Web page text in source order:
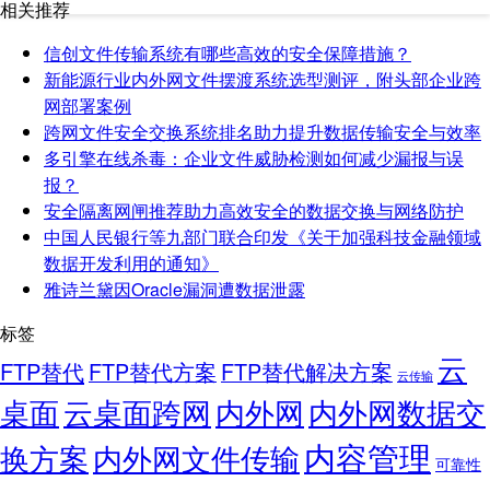
相关推荐
信创文件传输系统有哪些高效的安全保障措施？
新能源行业内外网文件摆渡系统选型测评，附头部企业跨
网部署案例
跨网文件安全交换系统排名助力提升数据传输安全与效率
多引擎在线杀毒：企业文件威胁检测如何减少漏报与误
报？
安全隔离网闸推荐助力高效安全的数据交换与网络防护
中国人民银行等九部门联合印发《关于加强科技金融领域
数据开发利用的通知》
雅诗兰黛因Oracle漏洞遭数据泄露
标签
FTP替代FTP替代方案 FTP替代解决方案 云传输 云
桌面云桌面跨网 内外网 内外网数据交
换方案内外网文件传输内容管理 可靠性